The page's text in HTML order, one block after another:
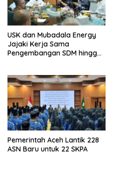
USK dan Mubadala Energy
Jajaki Kerja Sama
Pengembangan SDM hingga
Pemerintah Aceh Lantik 228
ASN Baru untuk 22 SKPA